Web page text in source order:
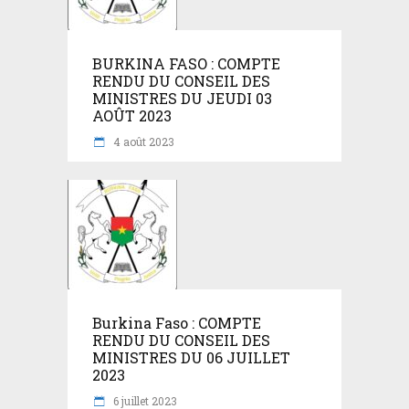
BURKINA FASO : COMPTE
RENDU DU CONSEIL DES
MINISTRES DU JEUDI 03
AOÛT 2023
4 août 2023
Burkina Faso : COMPTE
RENDU DU CONSEIL DES
MINISTRES DU 06 JUILLET
2023
6 juillet 2023